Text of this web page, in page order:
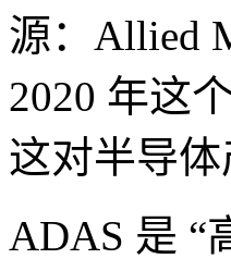
源：Allied
2020 年这
这对半导
ADAS 是 “